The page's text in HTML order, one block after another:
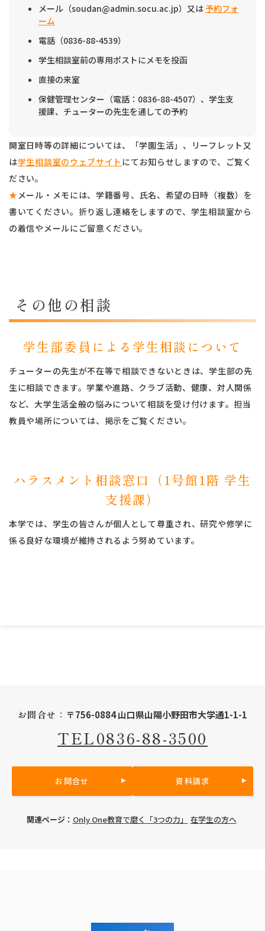
メール（soudan@admin.socu.ac.jp）又は 予約フォ
ーム
電話（0836-88-4539）
学生相談室前の専用ポストにメモを投函
直接の来室
保健管理センター（電話：0836-88-4507）、学生支
援課、チューターの先生を通しての予約
開室日時等の詳細については、「学園生活」、リーフレット又
は学生相談室のウェブサイト にてお知らせしますので、ご覧く
ださい。
★メール・メモには、学籍番号、氏名、希望の日時（複数）を
書いてください。折り返し連絡をしますので、学生相談室から
の着信やメールにご留意ください。
その他の相談
学生部委員による学生相談について
チューターの先生が不在等で相談できないときは、学生部の先
生に相談できます。学業や進路、クラブ活動、健康、対人関係
など、大学生活全般の悩みについて相談を受け付けます。担当
教員や場所については、掲示をご覧ください。
ハラスメント相談窓口（1号館1階 学生
支援課）
本学では、学生の皆さんが個人として尊重され、研究や修学に
係る良好な環境が維持されるよう努めています。
お問合せ： 〒756-0884 山口県山陽小野田市大学通1-1-1
TEL0836-88-3500
お問合せ 資料請求
関連ページ： Only One教育で磨く「3つの力」 在学生の方へ